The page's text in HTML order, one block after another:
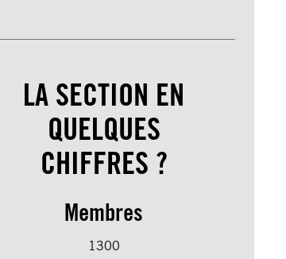
LA SECTION EN
QUELQUES
CHIFFRES ?
Membres
1300